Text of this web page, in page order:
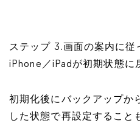
ステップ 3.画面の案内に従
iPhone／iPadが初期状態に
初期化後にバックアップか
した状態で再設定すること